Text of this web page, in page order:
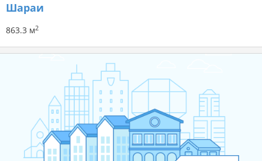
Шараи
863.3 м2